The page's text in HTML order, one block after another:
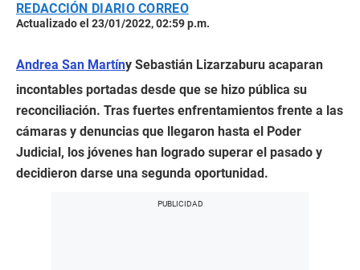
REDACCIÓN DIARIO CORREO
Actualizado el 23/01/2022, 02:59 p.m.
Andrea San Martíny Sebastián Lizarzaburu acaparan
incontables portadas desde que se hizo pública su
reconciliación. Tras fuertes enfrentamientos frente a las
cámaras y denuncias que llegaron hasta el Poder
Judicial, los jóvenes han logrado superar el pasado y
decidieron darse una segunda oportunidad.